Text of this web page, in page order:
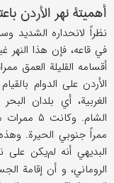
أهمیتة نهر الأردن
نظراً لانحداره الشدید
في قاعه، فإن هذا النهر
أقسامه القلیلة العمق
الأردن علی الدوام
الغربیة، أي بلدان
ممراً جنوبي الحیرة.
البدیهي أنه لم‌یکن
الروماني، و أن إقامة